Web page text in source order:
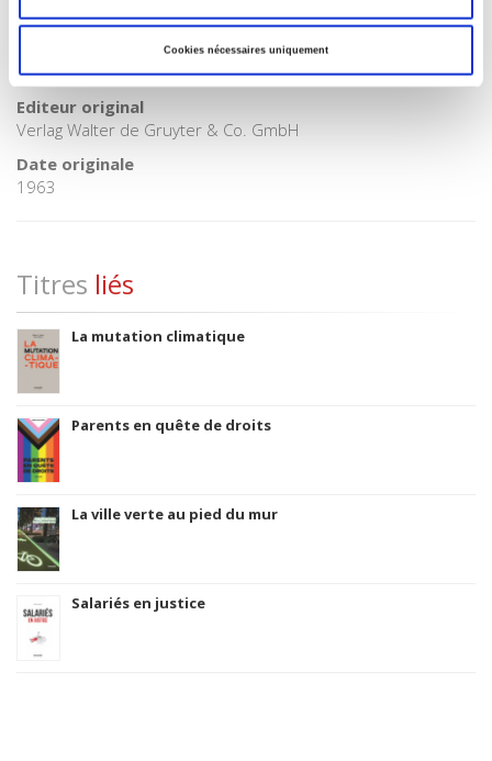
Cookies nécessaires uniquement
Classification thématique Thema: Politique et gouvernement
Leon Blum. Theorie und Praxis einer sozialistischen Politik
Editeur original
Verlag Walter de Gruyter & Co. GmbH
Date originale
1963
Titres liés
La mutation climatique
Parents en quête de droits
La ville verte au pied du mur
Salariés en justice